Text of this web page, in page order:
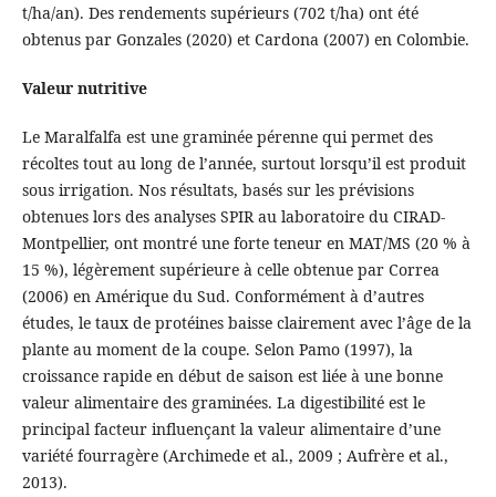
t/ha/an). Des rendements supérieurs (702 t/ha) ont été
obtenus par Gonzales (2020) et Cardona (2007) en Colombie.
Valeur nutritive
Le Maralfalfa est une graminée pérenne qui permet des
récoltes tout au long de l’année, surtout lorsqu’il est produit
sous irrigation. Nos résultats, basés sur les prévisions
obtenues lors des analyses SPIR au laboratoire du CIRAD-
Montpellier, ont montré une forte teneur en MAT/MS (20 % à
15 %), légèrement supérieure à celle obtenue par Correa
(2006) en Amérique du Sud. Conformément à d’autres
études, le taux de protéines baisse clairement avec l’âge de la
plante au moment de la coupe. Selon Pamo (1997), la
croissance rapide en début de saison est liée à une bonne
valeur alimentaire des graminées. La digestibilité est le
principal facteur influençant la valeur alimentaire d’une
variété fourragère (Archimede et al., 2009 ; Aufrère et al.,
2013).